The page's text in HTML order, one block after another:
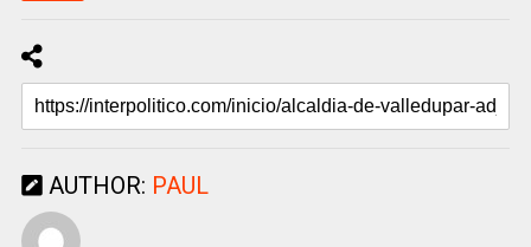
AUTHOR: PAUL